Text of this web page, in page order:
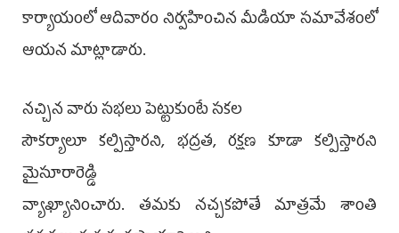
కార్యాయంలో ఆదివారం నిర్వహించిన మీడియా సమావేశంలో
ఆయన మాట్లాడారు.
నచ్చిన వారు సభలు పెట్టుకుంటే సకల
సౌకర్యాలూ కల్పిస్తారని, భద్రత, రక్షణ కూడా కల్పిస్తారని
మైసూరారెడ్డి
వ్యాఖ్యానించారు. తమకు నచ్చకపోతే మాత్రమే శాంతి